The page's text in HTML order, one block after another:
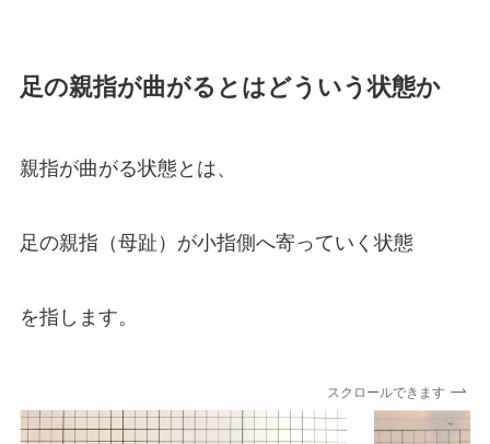
足の親指が曲がるとはどういう状態か
親指が曲がる状態とは、
足の親指（母趾）が小指側へ寄っていく状態
を指します。
スクロールできます